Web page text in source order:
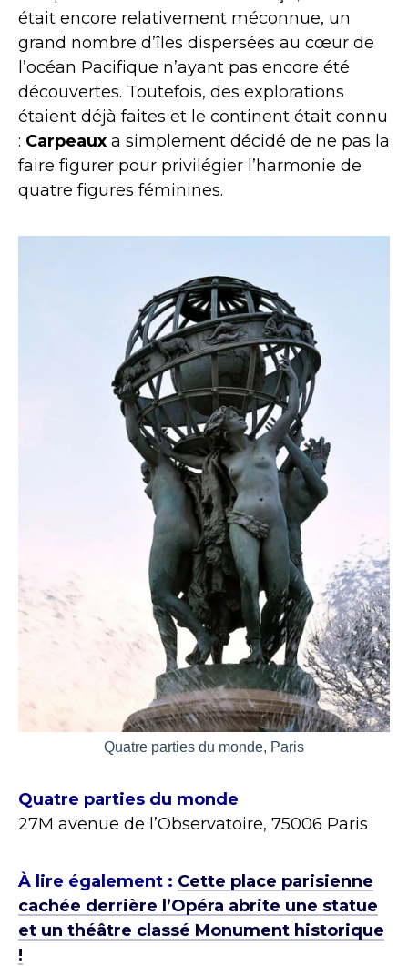
était encore relativement méconnue, un
grand nombre d’îles dispersées au cœur de
l’océan Pacifique n’ayant pas encore été
découvertes. Toutefois, des explorations
étaient déjà faites et le continent était connu
: Carpeaux a simplement décidé de ne pas la
faire figurer pour privilégier l’harmonie de
quatre figures féminines.
Quatre parties du monde, Paris
Quatre parties du monde
27M avenue de l’Observatoire, 75006 Paris
À lire également : Cette place parisienne
cachée derrière l’Opéra abrite une statue
et un théâtre classé Monument historique
!